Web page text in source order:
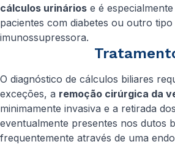
cálculos urinários e é
pacientes com diabetes ou outro
imunossupressora.
O diagnóstico de cálculos biliares
exceções, a remoção cirúrgica da
minimamente invasiva e a retirada
eventualmente presentes nos dutos
frequentemente através de uma